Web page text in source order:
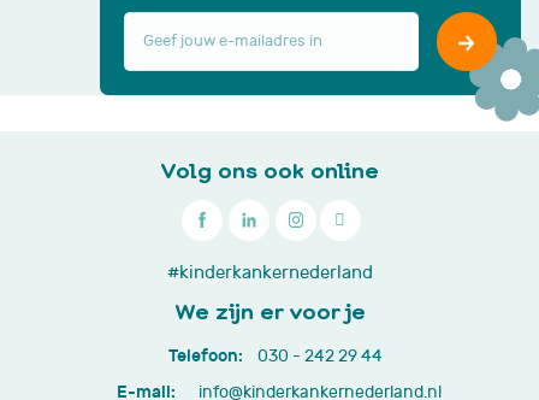
Volg ons ook online

242
29
#kinderkankernederland
We zijn er voor je
Telefoon:
030 - 242 29 44
E-mail:
info@kinderkankernederland.nl